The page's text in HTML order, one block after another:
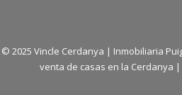
© 2025 Vincle Cerdanya | Inmobiliaria
venta de casas en la Cerdanya